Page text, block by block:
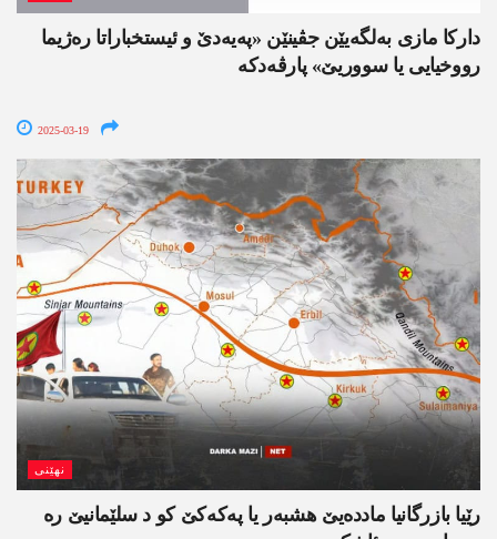
داركا مازی به‌لگه‌یێن جڤینێن «په‌یه‌دێ و ئیستخباراتا ره‌ژیما
رووخیایی یا سووریێ» پارڤه‌دكه
2025-03-19
نھێنی
رێیا بازرگانیا مادده‌یێ هشبه‌ر یا په‌كه‌كێ كو د سلێمانیێ ره‌